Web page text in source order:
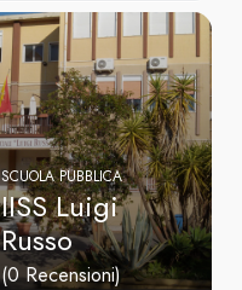
SCUOLA PUBBLICA
IISS Luigi
Russo
(0 Recensioni)